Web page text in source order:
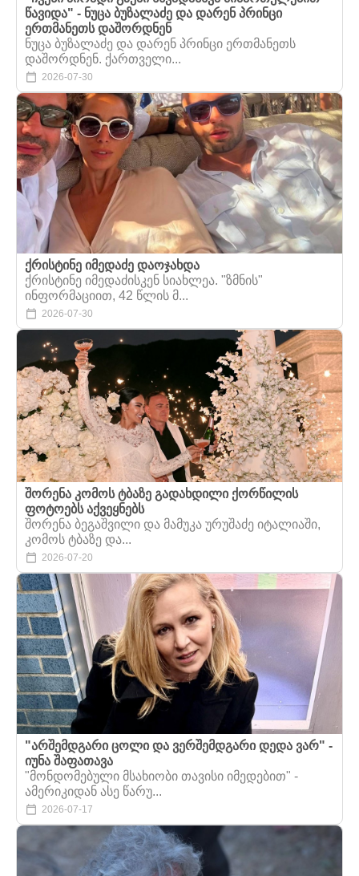
წავიდა" - ნუცა ბუზალაძე და დარენ პრინცი
ერთმანეთს დაშორდნენ
ნუცა ბუზალაძე და დარენ პრინცი ერთმანეთს
დაშორდნენ. ქართველი...
2026-07-30
ქრისტინე იმედაძე დაოჯახდა
ქრისტინე იმედაძისკენ სიახლეა. "ზმნის"
ინფორმაციით, 42 წლის მ...
2026-07-30
შორენა კომოს ტბაზე გადახდილი ქორწილის
ფოტოებს აქვეყნებს
შორენა ბეგაშვილი და მამუკა ურუშაძე იტალიაში,
კომოს ტბაზე და...
2026-07-20
"არშემდგარი ცოლი და ვერშემდგარი დედა ვარ" -
იუნა შაფათავა
"მონდომებული მსახიობი თავისი იმედებით" -
ამერიკიდან ასე წარუ...
2026-07-17